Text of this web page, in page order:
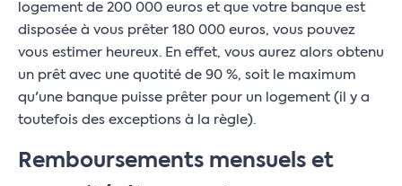
logement de 200 000 euros et que votre banque est
disposée à vous prêter 180 000 euros, vous pouvez
vous estimer heureux. En effet, vous aurez alors obtenu
un prêt avec une quotité de 90 %, soit le maximum
qu'une banque puisse prêter pour un logement (il y a
toutefois des exceptions à la règle).
Remboursements mensuels et